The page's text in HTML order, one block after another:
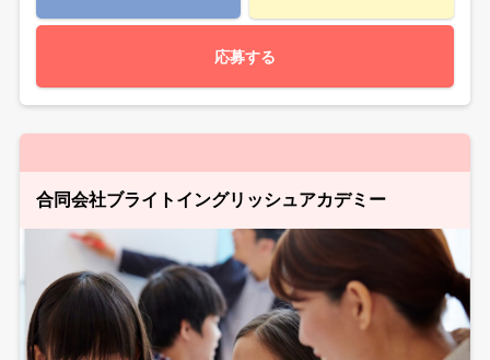
応募する
合同会社ブライトイングリッシュアカデミー